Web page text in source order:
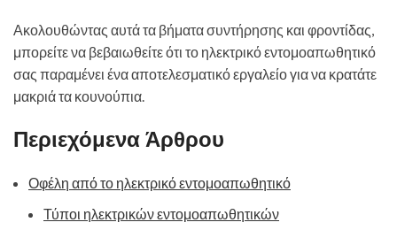
Ακολουθώντας αυτά τα βήματα συντήρησης και φροντίδας,
μπορείτε να βεβαιωθείτε ότι το ηλεκτρικό εντομοαπωθητικό
σας παραμένει ένα αποτελεσματικό εργαλείο για να κρατάτε
μακριά τα κουνούπια.
Περιεχόμενα Άρθρου
Οφέλη από το ηλεκτρικό εντομοαπωθητικό
Τύποι ηλεκτρικών εντομοαπωθητικών